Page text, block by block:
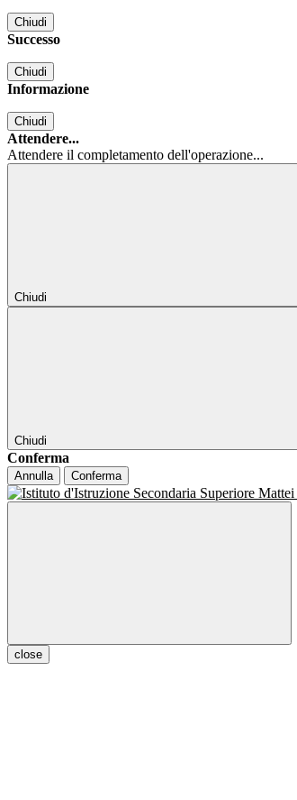
Chiudi
Successo
Chiudi
Informazione
Chiudi
Attendere...
Attendere il completamento dell'operazione...
Chiudi
Chiudi
Conferma
Annulla Conferma
close